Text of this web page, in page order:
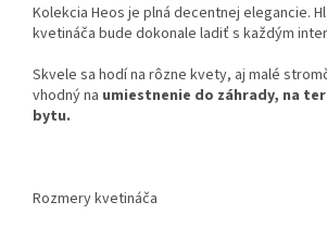
Kolekcia Heos je plná decentnej elegancie.
kvetináča bude dokonale ladiť s každým
Skvele sa hodí na rôzne kvety, aj malé
vhodný na umiestnenie do záhrady, na
bytu.
Rozmery kvetináča